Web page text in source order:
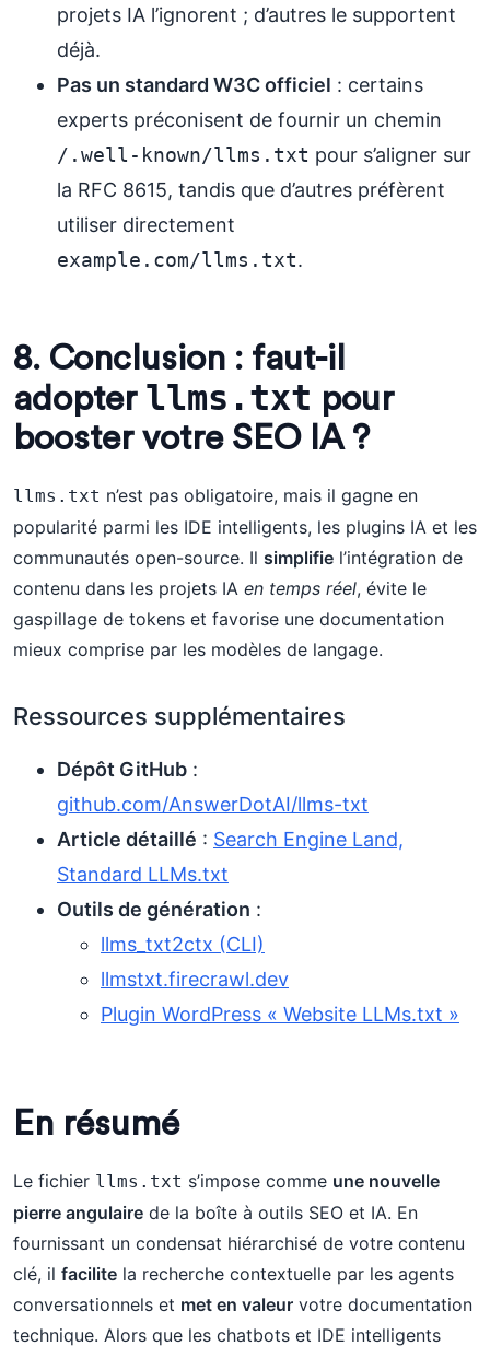
projets IA l’ignorent ; d’autres le supportent
déjà.
Pas un standard W3C officiel : certains
experts préconisent de fournir un chemin
/.well-known/llms.txt pour s’aligner sur
la RFC 8615, tandis que d’autres préfèrent
utiliser directement
example.com/llms.txt.
8. Conclusion : faut-il
adopter llms.txt pour
booster votre SEO IA ?
llms.txt n’est pas obligatoire, mais il gagne en
popularité parmi les IDE intelligents, les plugins IA et les
communautés open-source. Il simplifie l’intégration de
contenu dans les projets IA en temps réel, évite le
gaspillage de tokens et favorise une documentation
mieux comprise par les modèles de langage.
Ressources supplémentaires
Dépôt GitHub :
github.com/AnswerDotAI/llms-txt
Article détaillé : Search Engine Land,
Standard LLMs.txt
Outils de génération :
llms_txt2ctx (CLI)
llmstxt.firecrawl.dev
Plugin WordPress « Website LLMs.txt »
En résumé
Le fichier llms.txt s’impose comme une nouvelle
pierre angulaire de la boîte à outils SEO et IA. En
fournissant un condensat hiérarchisé de votre contenu
clé, il facilite la recherche contextuelle par les agents
conversationnels et met en valeur votre documentation
technique. Alors que les chatbots et IDE intelligents